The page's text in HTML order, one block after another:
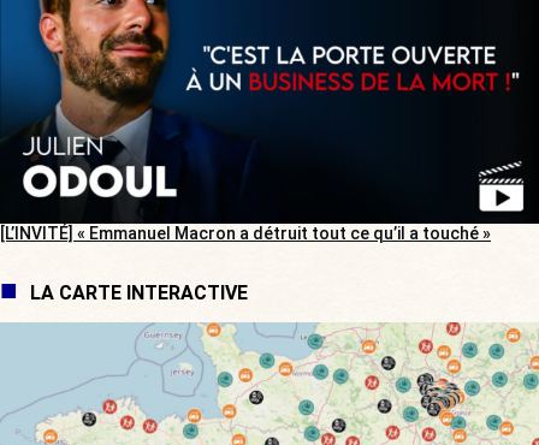
[L’INVITÉ] « Emmanuel Macron a détruit tout ce qu’il a touché »
LA CARTE INTERACTIVE